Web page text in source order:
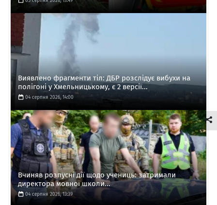
Виявлено фрагменти тіл: ДБР розслідує вибухи на
полігоні у Хмельницькому, є 2 версії...
04 серпня 2026, 14:00
Вчиняв розпусні дії щодо учениць: затримали
директора мовної школи...
04 серпня 2026, 13:39